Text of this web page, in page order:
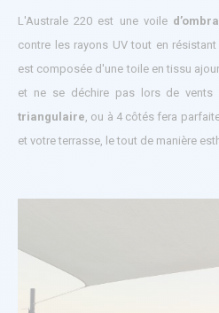
L'Australe 220 est une voile
contre les rayons UV tout en
est composée d'une toile en tissu
et ne se déchire pas lors de
triangulaire , ou à 4 côtés fera
et votre terrasse, le tout de manière